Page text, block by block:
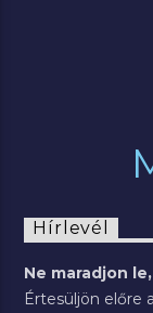
Hírlevél
Ne maradjon
Értesüljön előre